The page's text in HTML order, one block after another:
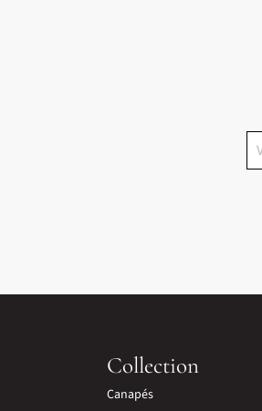
Collection
Canapés